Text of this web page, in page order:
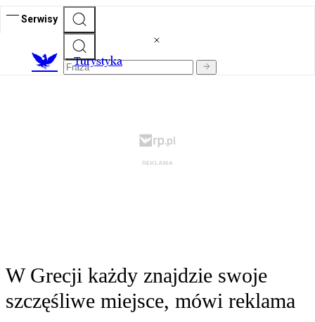
Serwisy
Turystyka
W Grecji każdy znajdzie swoje
szczęśliwe miejsce, mówi reklama